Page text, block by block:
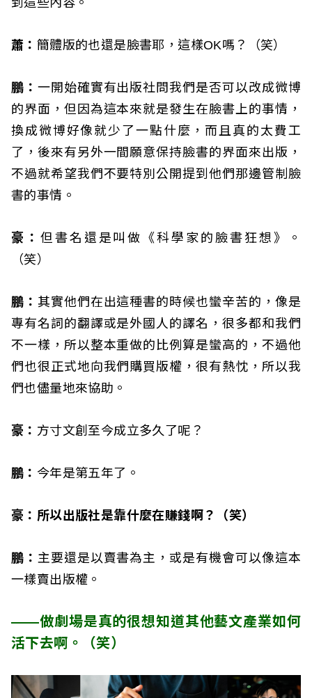
到這些內容。
蕭： 簡體版的也還是臉書耶，這樣OK嗎？（笑）
鵬： 一開始確實有出版社問我們是否可以改成微博
的界面，但因為這本來就是發生在臉書上的事情，
換成微博好像就少了一點什麼，而且真的太費工
了，後來有另外一間願意保持臉書的界面來出版，
不過就希望我們不要特別公開提到他們那邊管制臉
書的事情。
豪： 但書名還是叫做《科學家的臉書狂想》。
（笑）
鵬： 其實他們在出這種書的時候也蠻辛苦的，像是
專有名詞的翻譯或是外國人的譯名，很多都和我們
不一樣，所以整本重做的比例算是蠻高的，不過他
們也很正式地向我們購買版權，很有熱忱，所以我
們也儘量地來協助。
豪： 方寸文創至今成立多久了呢？
鵬： 今年是第五年了。
豪：所以出版社是靠什麼在賺錢啊？（笑）
鵬： 主要還是以賣書為主，或是有機會可以像這本
一樣賣出版權。
——做劇場是真的很想知道其他藝文產業如何
活下去啊。（笑）